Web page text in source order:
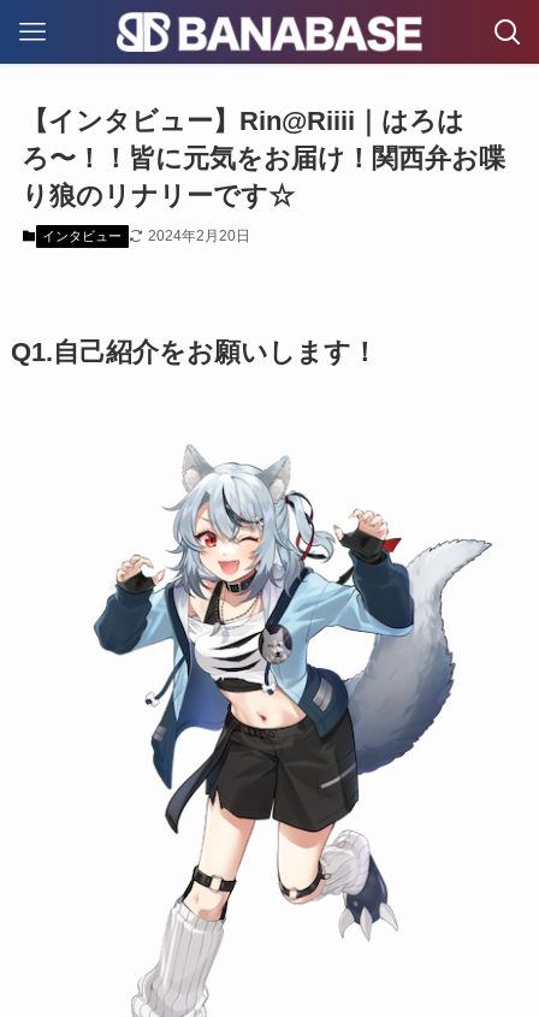
【インタビュー】Rin@Riiii｜はろは
ろ〜！！皆に元気をお届け！関西弁お喋
り狼のリナリーです☆
インタビュー 2024年2月20日
Q1.自己紹介をお願いします！